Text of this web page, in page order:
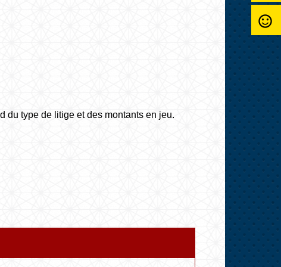
du type de litige et des montants en jeu.
sentiment_satisfied_alt